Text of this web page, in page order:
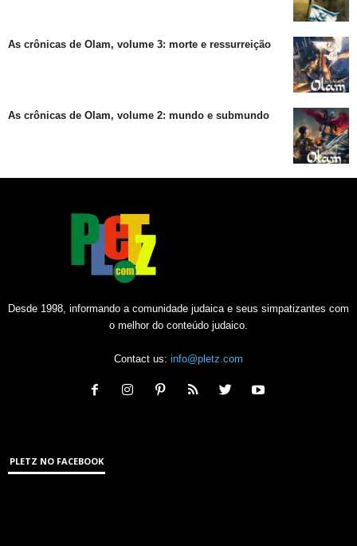
As crônicas de Olam, volume 3: morte e ressurreição
As crônicas de Olam, volume 2: mundo e submundo
Desde 1998, informando a comunidade judaica e seus simpatizantes com
o melhor do conteúdo judaico.
Contact us: info@pletz.com
PLETZ NO FACEBOOK